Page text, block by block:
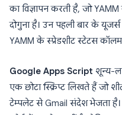
का विज्ञापन करती है, जो
दोगुना है। उन पहली बार के
YAMM के स्प्रेडशीट स्टेटस
Google Apps Script शून्य-
एक छोटा स्क्रिप्ट लिखते हैं जो
टेम्पलेट से Gmail संदेश भेजता